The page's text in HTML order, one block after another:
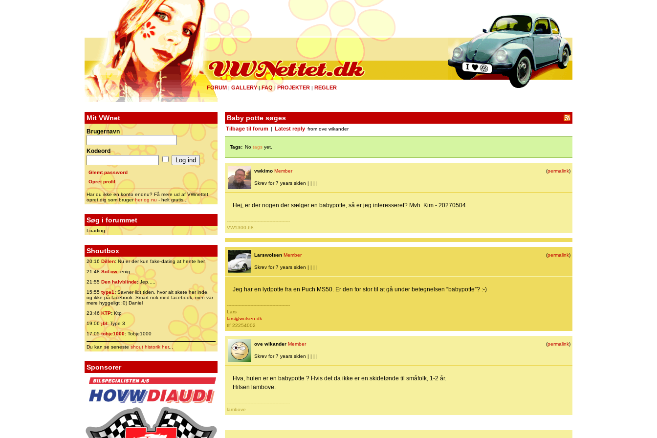
FORUM | GALLERY|FAQ | PROJEKTER | REGLER
Mit VWnet
Brugernavn
Kodeord
Glemt password
Opret profil
Har du ikke en konto endnu? Få mere ud af VWnettet,
opret dig som brugerher og nu - helt gratis...
Søg i forummet
Loading
Shoutbox
20:16 Dillen: Nu er der kun fake-dating at hente her.
21:48 SoLow:enig..
21:55 Den halvblinde:Jep.....
15:55 type1:Savner lidt tiden, hvor alt skete her inde,
og ikke på facebook. Smart nok med facebook, men var
mere hyggeligt ;0) Daniel
23:46 KTP:Ktp
19:06jbl:Type 3
17:05tobje1000: Tobje1000
Du kan se senesteshout historik her...
Sponsorer
Baby potte søges
Tilbage til forum Latest reply from ove wikander
Tags: No tags yet.
(permalink)
vwkimo Member
Skrev for 7 years siden | | | |
Hej, er der nogen der sælger en babypotte, så er jeg interesseret? Mvh. Kim - 20270504
-------------------------------------------
VW1300-68
(permalink)
Larswolsen Member
Skrev for 7 years siden | | | |
Jeg har en lydpotte fra en Puch MS50. Er den for stor til at gå under betegnelsen “babypotte”? :-)
-------------------------------------------
Lars
lars@wolsen.dk
tlf 22254002
(permalink)
ove wikander Member
Skrev for 7 years siden | | | |
Hva, hulen er en babypotte ? Hvis det da ikke er en skidetønde til småfolk, 1-2 år.
Hilsen lambove.
-------------------------------------------
lambove